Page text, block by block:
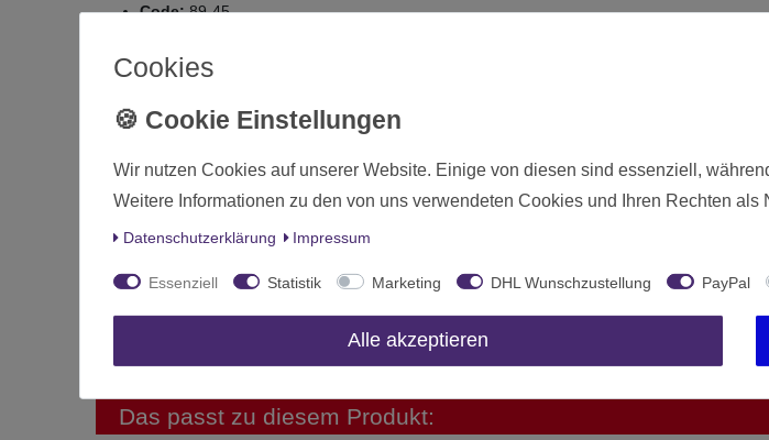
Code:89-45
Zustand:Neuware, original verpackt
Zustand Neu
Art.-ID 7589
Altersfreigabe
Hersteller
Das passt zu diesem Produkt:
Cookies
Wir nutzen Cookies auf unserer Website. Einige von diesen sind essenziell,
Weitere Informationen zu den von uns verwendeten Cookies und Ihren Rechten als
Daten­schutz­erklärung Impressum
Essenziell Statistik Marketing DHL Wunschzustellung PayPal
Alle akzeptieren